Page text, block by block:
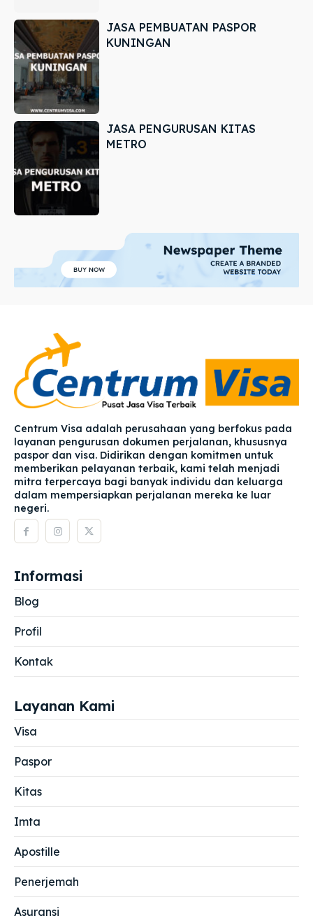
JASA PEMBUATAN PASPOR
KUNINGAN
JASA PENGURUSAN KITAS
METRO
Centrum Visa adalah perusahaan yang berfokus pada
layanan pengurusan dokumen perjalanan, khususnya
paspor dan visa. Didirikan dengan komitmen untuk
memberikan pelayanan terbaik, kami telah menjadi
mitra terpercaya bagi banyak individu dan keluarga
dalam mempersiapkan perjalanan mereka ke luar
negeri.
Informasi
Blog
Profil
Kontak
Layanan Kami
Visa
Paspor
Kitas
Imta
Apostille
Penerjemah
Asuransi